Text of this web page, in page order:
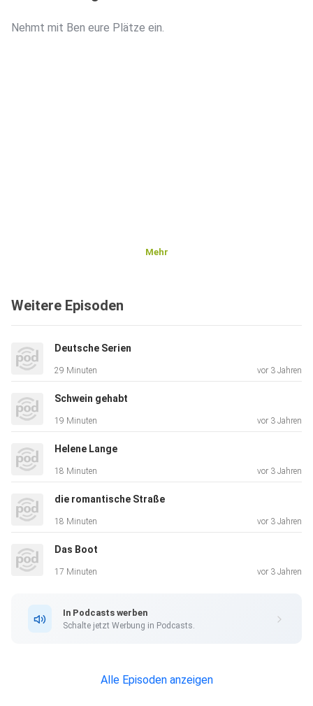
Nehmt mit Ben eure Plätze ein.
Mehr
Weitere Episoden
Deutsche Serien
29 Minuten vor 3 Jahren
Schwein gehabt
19 Minuten vor 3 Jahren
Helene Lange
18 Minuten vor 3 Jahren
die romantische Straße
18 Minuten vor 3 Jahren
Das Boot
17 Minuten vor 3 Jahren
In Podcasts werben
Schalte jetzt Werbung in Podcasts.
Alle Episoden anzeigen